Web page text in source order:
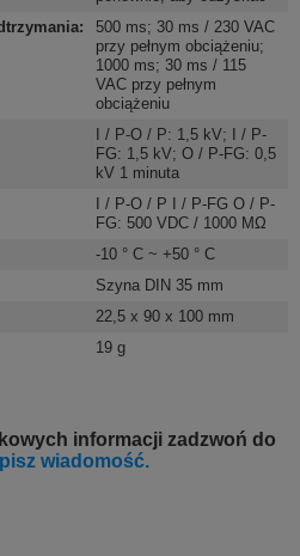
:
500 ms; 30 ms / 230 VAC
przy pełnym obciążeniu;
1000 ms; 30 ms / 115
VAC przy pełnym
obciążeniu
I / P-O / P: 1,5 kV; I / P-
FG: 1,5 kV; O / P-FG: 0,5
kV 1 minuta
I / P-O / P I / P-FG O / P-
FG: 500 VDC / 1000 MΩ
-10 ° C ~ +50 ° C
Szyna DIN 35 mm
22,5 x 90 x 100 mm
19 g
informacji zadzwoń do
wiadomość.